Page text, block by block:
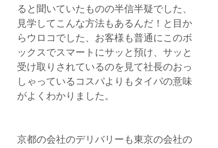
ると聞いていたものの半信半疑でした、
見学してこんな方法もあるんだ！と目か
らウロコでした、お客様も普通にこのボ
ックスでスマートにサッと預け、サッと
受け取りされているのを見て社長のおっ
しゃっているコスパよりもタイパの意味
がよくわかりました。
京都の会社のデリバリーも東京の会社の